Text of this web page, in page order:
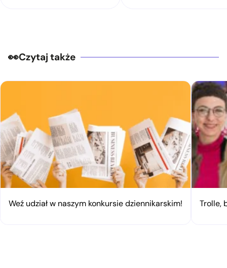
Czytaj także
Weź udział w naszym konkursie dziennikarskim! Trolle,